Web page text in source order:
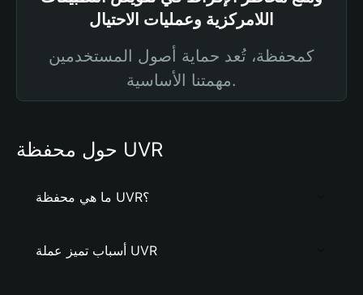
اللامركزية وعمليات الاحتيال
كمحفظة، تُعد حماية أصول المستخدمين
مهمتنا الأساسية.
حول محفظة UVR
ما هي محفظة UVR؟
أسباب تميز عملة UVR